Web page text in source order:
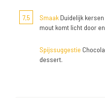
7,5 Smaak Duidelijk
mout komt licht door
Spijssuggestie
dessert.